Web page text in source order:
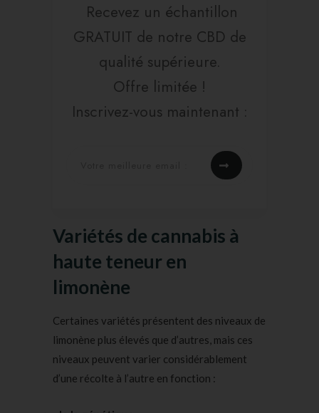
Recevez un échantillon
GRATUIT de notre CBD de
qualité supérieure.
Offre limitée !
Inscrivez-vous maintenant :
Variétés de cannabis à
haute teneur en
limonène
Certaines variétés présentent des niveaux de
limonène plus élevés que d’autres, mais ces
niveaux peuvent varier considérablement
d’une récolte à l’autre en fonction :